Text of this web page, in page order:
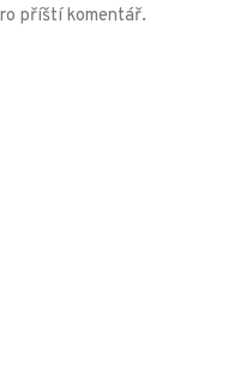
příští komentář.